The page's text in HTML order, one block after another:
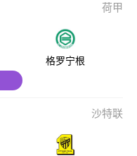
荷甲
格罗宁根
沙特联